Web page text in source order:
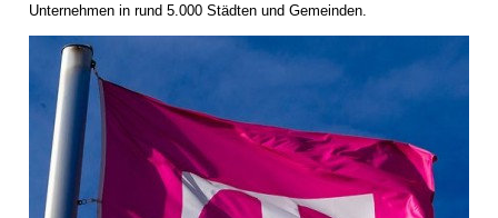
Unternehmen in rund 5.000 Städten und Gemeinden.